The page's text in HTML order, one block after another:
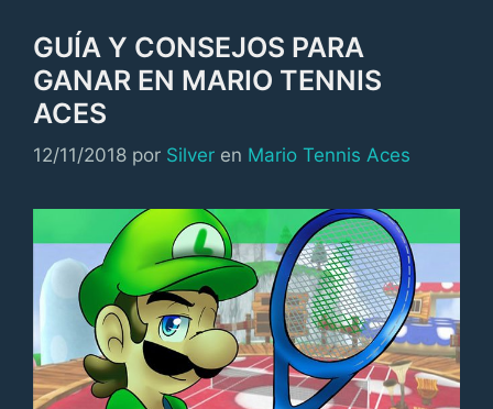
GUÍA Y CONSEJOS PARA
GANAR EN MARIO TENNIS
ACES
12/11/2018 por Silver en Categorías
Mario Tennis Aces